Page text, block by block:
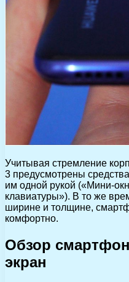
Учитывая стремление
3 предусмотрены
им одной рукой («Мини-
клавиатуры»). В то же
ширине и толщине,
комфортно.
Обзор
экран